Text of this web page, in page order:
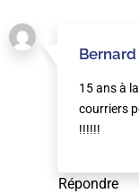
Bernard
15 ans à
courriers
!!!!!!
Répondre